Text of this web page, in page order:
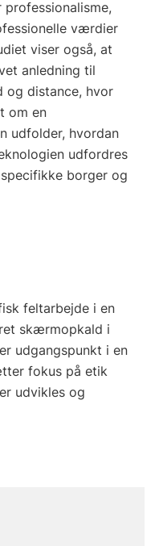
værdier
viser også, at
anledning til
og distance, hvor
om en
udfolder, hvordan
udfordres
borger og
feltarbejde i en
skærmopkald i
udgangspunkt i en
fokus på etik
udvikles og